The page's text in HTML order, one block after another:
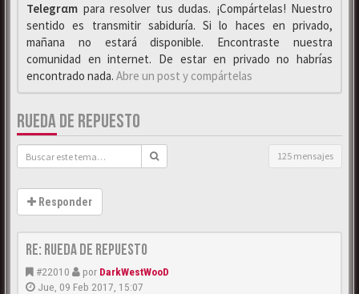
Telegrαm para resolver tus dudas. ¡Compártelas! Nuestro
sentido es transmitir sabiduría. Si lo haces en privado,
mañana no estará disponible. Encontraste nuestra
comunidad en internet. De estar en privado no habrías
encontrado nada. Abre un post y compártelas
RUEDA DE REPUESTO
125 mensajes
Responder
Re: Rueda de repuesto
#22010 por DarkWestWooD
Jue, 09 Feb 2017, 15:07